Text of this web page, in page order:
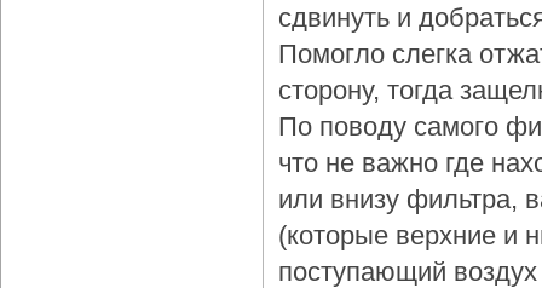
сдвинуть и
Помогло слегка
сторону, тогда
По поводу самого
что не важно где
или внизу фильтра,
(которые верхние и
поступающий